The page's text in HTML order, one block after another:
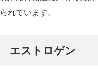
られています。
エストロゲン